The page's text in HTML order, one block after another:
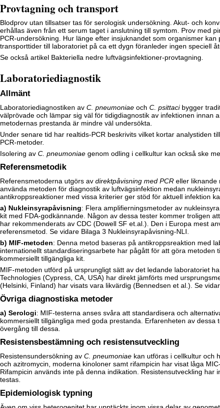
Provtagning och transport
Blodprov utan tillsatser tas för serologisk undersökning. Akut- och
erhållas även från ett serum taget i anslutning till symtom. Prov med
PCR-undersökning. Hur länge efter insjuknandet som organismer
transporttider till laboratoriet på ca ett dygn föranleder ingen speciell
Se också artikel Bakteriella nedre luftvägsinfektioner-provtagning
Laboratoriediagnostik
Allmänt
Laboratoriediagnostiken av C. pneumoniae och C. psittacibygger
välprövade och lämpar sig väl för tidigdiagnostik av infektionen
metodernas prestanda är mindre väl undersökta.
Under senare tid har realtids-PCR beskrivits vilket kortar analystiden
PCR-metoder.
Isolering av C. pneumoniae genom odling i cellkultur kan också ske
Referensmetodik
Referensmetoderna utgörs av direktpåvisning med PCR eller liknande
använda metoden för diagnostik av luftvägsinfektion medan
antikroppsreaktioner med vissa kriterier ger stöd för aktuell infektion
a) Nukleinsyrapåvisning: Flera amplifierningsmetoder av
kit med FDA-godkännande. Någon av dessa tester kommer troligen
har rekommenderats av CDC (Dowell SF et.al.). Den i Europa mest
referensmetod. Se vidare Bilaga 3 Nukleinsyrapåvisning-NLI
b) MIF-metoden: Denna metod baseras på antikroppsreaktion med
internationellt standardiseringsarbete har pågått för att göra
kommersiellt tillgängliga kit.
MIF-metoden utförd på ursprungligt sätt av det ledande laboratoriet
Technologies (Cypress, CA, USA) har direkt jämförts med
(Helsinki, Finland) har visats vara likvärdig (Bennedsen et al.). Se
Övriga diagnostiska metoder
a) Serologi: MIF-testerna anses svåra att standardisera och
kommersiellt tillgängliga med goda prestanda. Erfarenheten av
övergång till dessa.
Resistensbestämning och resistensutveckling
Resistensundersökning av C. pneumoniae kan utföras i cellkultur och
och azitromycin, moderna kinoloner samt rifampicin har visat låga
Rifampicin används inte på denna indikation. Resistensutveckling har
testas.
Epidemiologisk typning